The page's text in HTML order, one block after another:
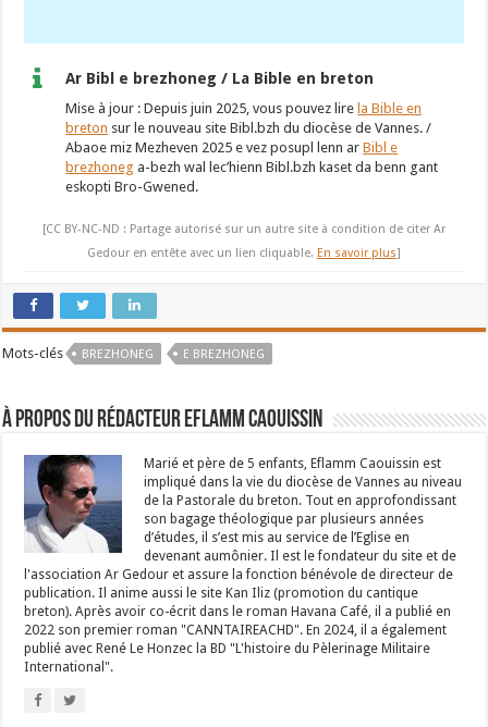
Ar Bibl e brezhoneg / La Bible en breton
Mise à jour : Depuis juin 2025, vous pouvez lire la Bible en
breton sur le nouveau site Bibl.bzh du diocèse de Vannes. /
Abaoe miz Mezheven 2025 e vez posupl lenn arBibl e
brezhoneg a-bezh wal lec’hienn Bibl.bzh kaset da benn gant
eskopti Bro-Gwened.
[CC BY-NC-ND : Partage autorisé sur un autre site à condition de citer Ar
Gedour en entête avec un lien cliquable. En savoir plus]
Mots-clés BREZHONEG E BREZHONEG
À propos du rédacteur Eflamm Caouissin
Marié et père de 5 enfants, Eflamm Caouissin est
impliqué dans la vie du diocèse de Vannes au niveau
de la Pastorale du breton. Tout en approfondissant
son bagage théologique par plusieurs années
d’études, il s’est mis au service de l’Eglise en
devenant aumônier. Il est le fondateur du site et de
l'association Ar Gedour et assure la fonction bénévole de directeur de
publication. Il anime aussi le site Kan Iliz (promotion du cantique
breton). Après avoir co-écrit dans le roman Havana Café, il a publié en
2022 son premier roman "CANNTAIREACHD". En 2024, il a également
publié avec René Le Honzec la BD "L'histoire du Pèlerinage Militaire
International".